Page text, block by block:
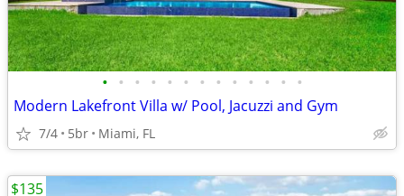
• • • • • • • • • • • • •
Modern Lakefront Villa w/ Pool, Jacuzzi and Gym
7/4 5br Miami, FL
$135